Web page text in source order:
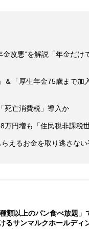
改悪”を解説「年金だけ
＆「厚生年金75歳まで加
死亡消費税」導入か
円増も「住民税非課税
えるお金を取り逃さない
類以上のパン食べ放題」
るサンマルクホールデ